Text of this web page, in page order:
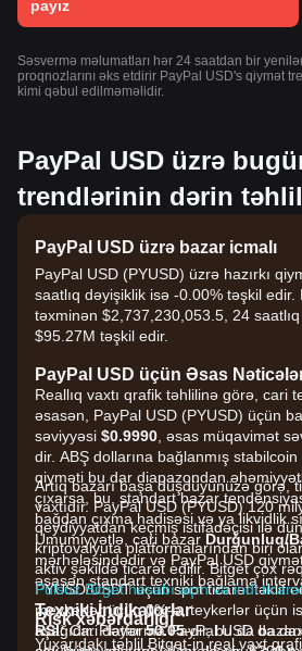
payız
Səsvermə məlumatları hər 24 saatdan bir
proqnozlarını əks etdirir PayPal USD's qiymət
kimi qəbul edilməməlidir.
PayPal USD üzrə
trendlərinin dərin
PayPal USD üzrə bazar icmalı
PayPal USD (PYUSD) üzrə hazırkı
saatlıq dəyişiklik isə -0.00% təşkil edir.
təxminən $2,737,230,053.5, 24
$95.27M təşkil edir.
PayPal USD üçün Əsas
Reallıq vaxtı qrafik təhlilinə görə, cari
əsasən, PayPal USD (PYUSD) üçün
səviyyəsi $0.9990 , əsas müqavimət
dir. ABŞ dollarına bağlanmış
qiyməti bu dar diapazondan
çıxarsa, bu, standart bazar
bağdan çıxma hadisəsi və ya likvidlik
Ümumiyyətlə, cari bazar Durğunluq/
mərhələsindədir və PayPal USD
əsasən standart texniki bağlama
Texniki İndikatorlar
RSI:Cari dəyər50.05-dir, bu da
Artıq bazarı başa düşdüyünüzə görə,
vaxtıdır. PayPal USD (PYUSD) 120
qeydiyyatdan keçmiş istifadəçisi ilə
kriptovalyuta platformalarından biri
aktiv şəkildə ticarət edilir. Bitget çox
PYUSD/USDT üçün spot ticarət təklif
meykerlər üçün 0%-ə, teykerlər üçün
aşağıdır. Platforma PayPal USD da
Pulsuz Bitget hesabı açın və indi
Risk xəbərdarlığı
Yuxarıdakı təhlil Bitget-in real vaxt